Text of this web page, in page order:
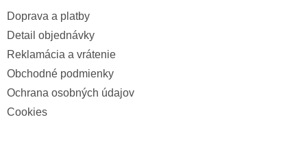
Doprava a platby
Detail objednávky
Reklamácia a vrátenie
Obchodné podmienky
Ochrana osobných údajov
Cookies